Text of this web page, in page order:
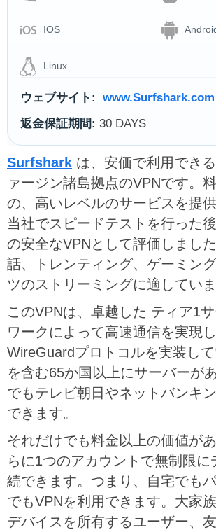
IOS
Linux
ウェブサイト:
www.Surfshark.com
返金保証期間: 30 DAYS
Surfshark は、安価で利用でき
ァージン諸島拠点のVPNです。
の、高いレベルのサービスを提
当社でスピードテストを行った
の安全なVPNとして評価しまし
話、トレンティング、ゲーミン
ツのストリーミングに適していま
このVPNは、卓越した ティア1
ワークによって高速通信を実現
WireGuardプロトコルを実装し
を含む65か国以上にサーバーが
でもテレビ朝日やネットバンキ
できます。
それだけでも料金以上の価値が
らに1つのアカウントで無制限に
続できます。つまり、自宅でも
でもVPNを利用できます。大家
デバイスを所有するユーザー、